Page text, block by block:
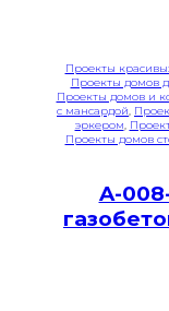
Проекты
Проекты домов
Проекты домов и
с мансардой,
эркером,
Проекты домов
A-